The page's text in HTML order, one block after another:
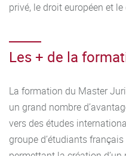
privé, le droit européen et
Les + de la
La formation du Master
un grand nombre
vers des études
groupe d’étudiants